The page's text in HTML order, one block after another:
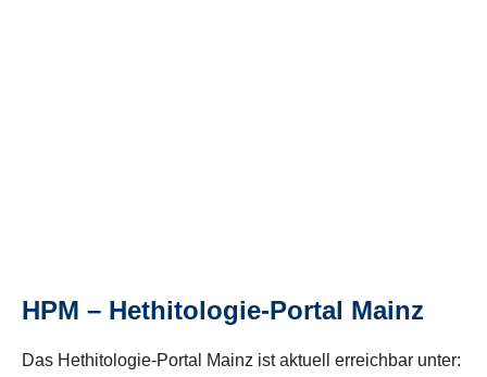
HPM – Hethitologie-Portal Mainz
Das Hethitologie-Portal Mainz ist aktuell erreichbar unter: